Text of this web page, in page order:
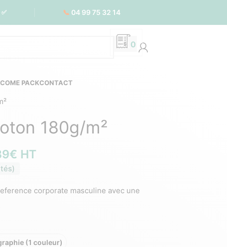
📞 04 99 75 32 14
0
PACKCONTACT
180g/m²
€ HT
corporate masculine avec une
(1 couleur)